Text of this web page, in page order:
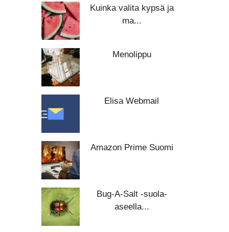
Kuinka valita kypsä ja
ma...
Menolippu
Elisa Webmail
Amazon Prime Suomi
Bug-A-Salt -suola-
aseella...